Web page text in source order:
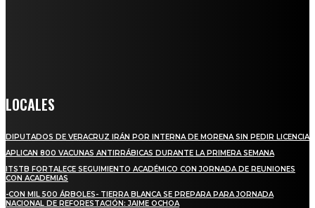
LOCALES
DIPUTADOS DE VERACRUZ IRÁN POR INTERNA DE MORENA SIN PEDIR LICENCIA
APLICAN 800 VACUNAS ANTIRRÁBICAS DURANTE LA PRIMERA SEMANA
ITSTB FORTALECE SEGUIMIENTO ACADÉMICO CON JORNADA DE REUNIONES
CON ACADEMIAS
-CON MIL 500 ÁRBOLES- TIERRA BLANCA SE PREPARA PARA JORNADA
NACIONAL DE REFORESTACIÓN: JAIME OCHOA